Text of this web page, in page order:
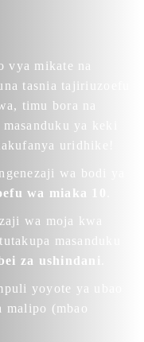
vya mikate na
tasnia tajiri
, timu bora na
ya keki
uridhike!
wa bodi ya
wa miaka 10
wa moja kwa
masanduku
za ushindani
yoyote ya ubao
malipo (mbao